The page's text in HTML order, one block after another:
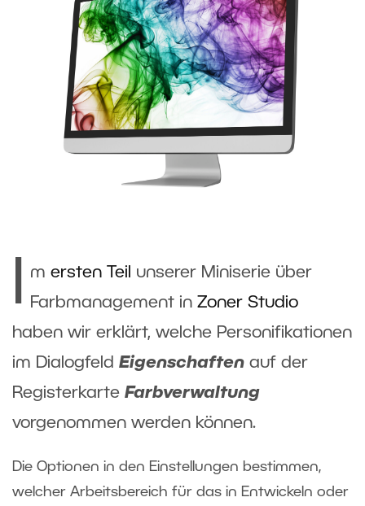
m ersten Teil
unserer Miniserie über
Farbmanagement in Zoner Studio
haben wir erklärt, welche Personifikationen
im Dialogfeld Eigenschaften auf der
Registerkarte Farbverwaltung
vorgenommen werden können.
Die Optionen in den Einstellungen bestimmen,
welcher Arbeitsbereich für das in Entwickeln oder